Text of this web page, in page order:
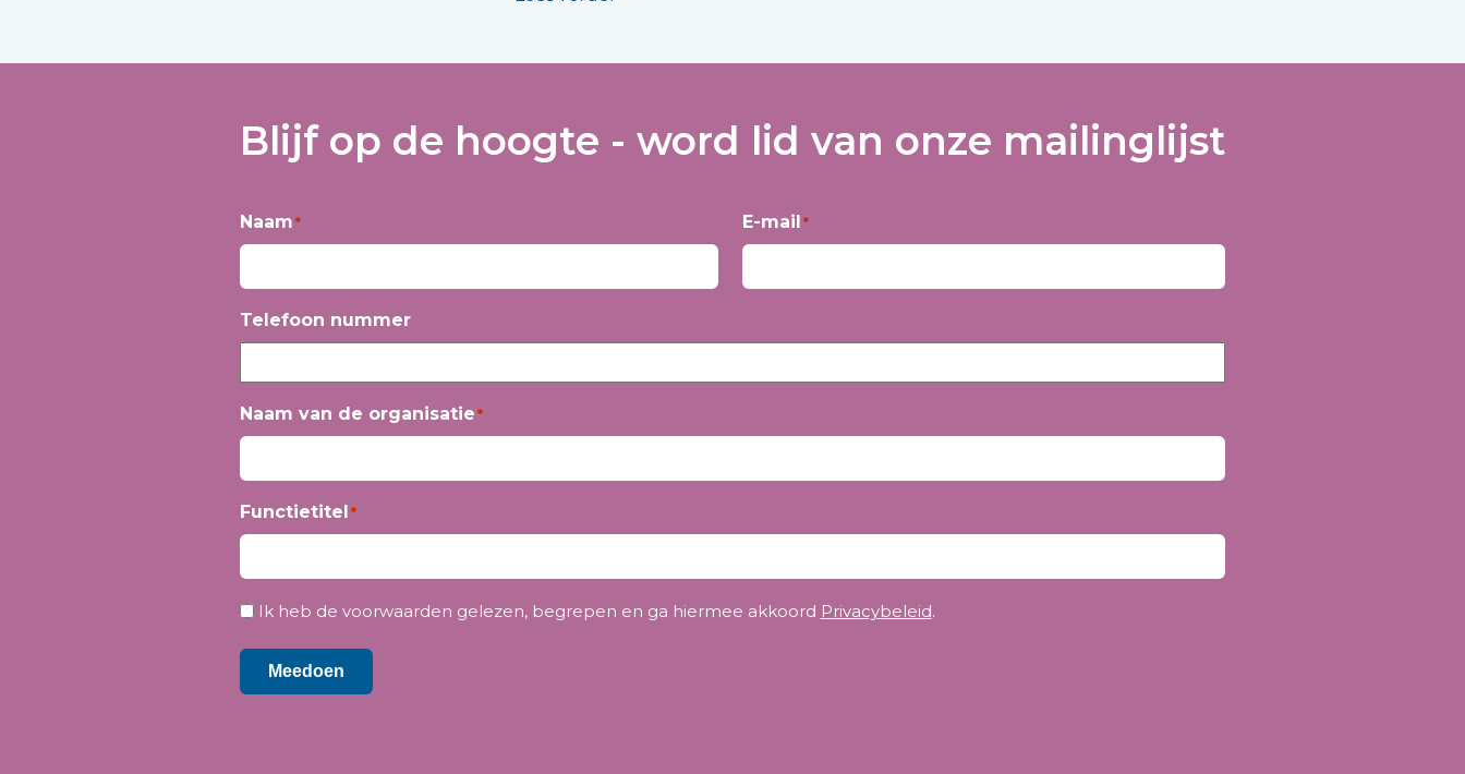
Blijf op de hoogte - word lid van onze mailinglijst
Naam* E-mail*
Telefoon nummer
Naam van de organisatie*
Functietitel*
Privacy*
Ik heb de voorwaarden gelezen, begrepen en ga hiermee akkoord Privacybeleid.
Meedoen